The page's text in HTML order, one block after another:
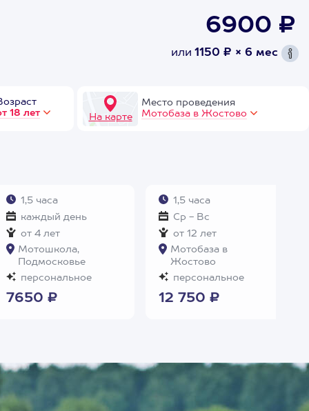
6900 ₽
или 1150 ₽ × 6 мес
18 лет
На карте
Место проведения
Мотобаза в Жостово
1,5 часа
каждый день
от 4 лет
Мотошкола,
Подмосковье
персональное
7650 ₽
1,5 часа
Ср - Вс
от 12 лет
Мотобаза в
Жостово
персональное
12 750 ₽